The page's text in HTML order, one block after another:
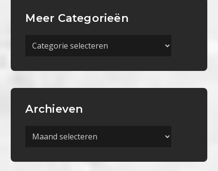
Meer Categorieën
Meer
Archieven
Archieven